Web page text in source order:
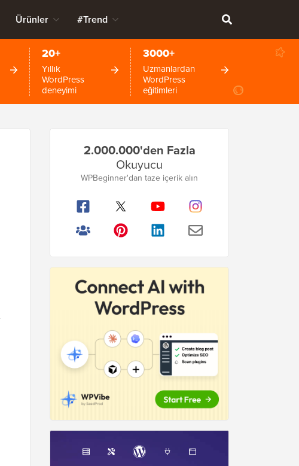
Ürünler #Trend
20+
Yıllık
WordPress
deneyimi
3000+
Uzmanlardan
WordPress
eğitimleri
Kenar
Çubuğu
2.000.000'den Fazla
Okuyucu
WPBeginner'dan taze içerik alın